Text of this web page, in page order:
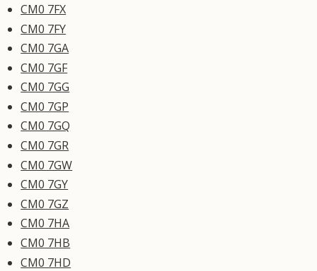
CM0 7FX
CM0 7FY
CM0 7GA
CM0 7GF
CM0 7GG
CM0 7GP
CM0 7GQ
CM0 7GR
CM0 7GW
CM0 7GY
CM0 7GZ
CM0 7HA
CM0 7HB
CM0 7HD